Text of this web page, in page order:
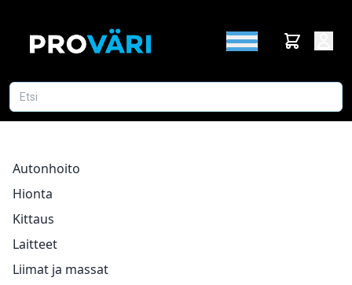
Autonhoito
Hionta
Kittaus
Laitteet
Liimat ja massat